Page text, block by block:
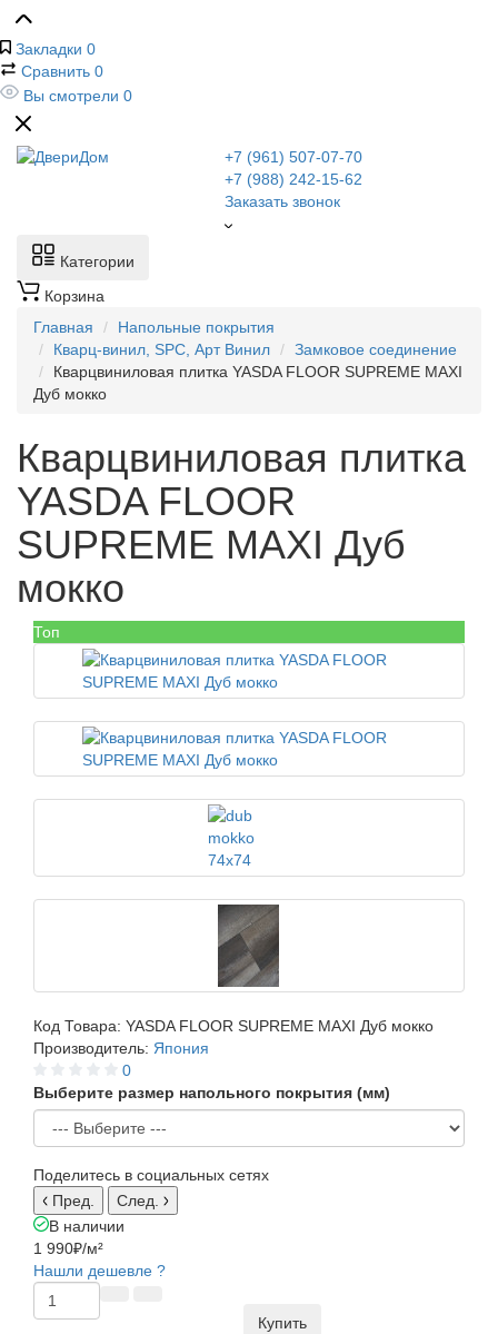
Закладки 0
Сравнить 0
Вы смотрели 0
+7 (961) 507-07-70
+7 (988) 242-15-62
Заказать звонок
Категории
Корзина
Главная
Напольные покрытия
Кварц-винил, SPC, Арт Винил
Замковое соединение
Кварцвиниловая плитка YASDA FLOOR SUPREME MAXI
Дуб мокко
Кварцвиниловая плитка
YASDA FLOOR
SUPREME MAXI Дуб
мокко
Топ
Код Товара: YASDA FLOOR SUPREME MAXI Дуб мокко
Производитель: Япония
0
Выберите размер напольного покрытия (мм)
Поделитесь в социальных сетях
Пред.
След.
В наличии
1 990₽/м²
Нашли дешевле ?
Купить